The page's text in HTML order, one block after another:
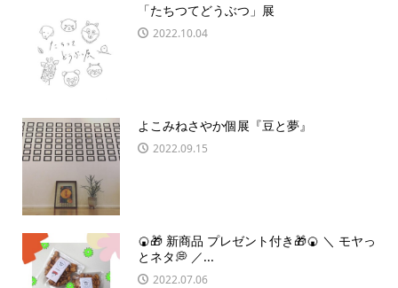
「たちつてどうぶつ」展
2022.10.04
よこみねさやか個展『豆と夢』
2022.09.15
🍘🎁 新商品 プレゼント付き🎁🍘 ＼ モヤっ
とネタ💭 ／...
2022.07.06